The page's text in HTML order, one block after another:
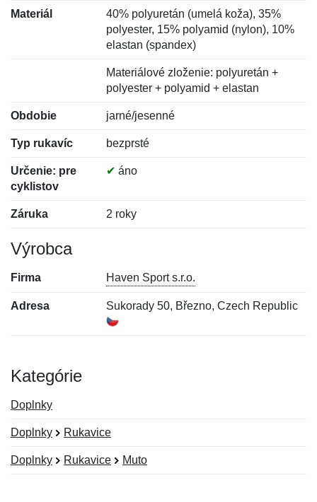
Materiál
40% polyuretán (umelá koža), 35%
polyester, 15% polyamid (nylon), 10%
elastan (spandex)
Materiálové zloženie: polyuretán +
polyester + polyamid + elastan
Obdobie jarné/jesenné
Typ rukavíc bezprsté
Určenie: pre
cyklistov
✔ áno
Záruka 2 roky
Výrobca
Firma Haven Sport s.r.o.
Adresa Sukorady 50, Březno, Czech Republic
Kategórie
Doplnky
Doplnky Rukavice
Doplnky Rukavice Muto